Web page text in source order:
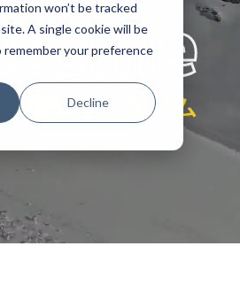
won’t be tracked
A single cookie will be
your preference
Decline
入場管理システム​